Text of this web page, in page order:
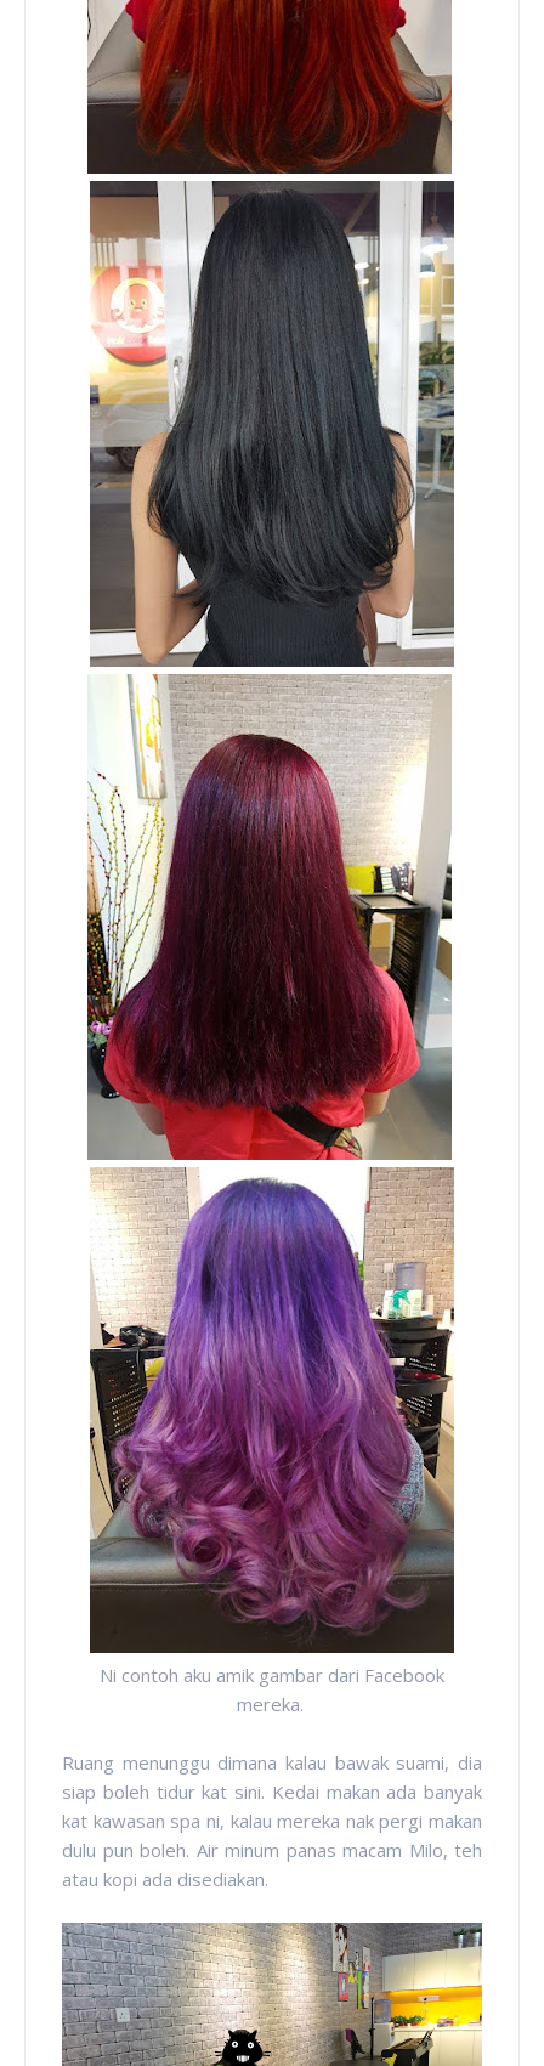
Ni contoh aku amik gambar dari Facebook
mereka.
Ruang menunggu dimana kalau bawak suami, dia
siap boleh tidur kat sini. Kedai makan ada banyak
kat kawasan spa ni, kalau mereka nak pergi makan
dulu pun boleh. Air minum panas macam Milo, teh
atau kopi ada disediakan.